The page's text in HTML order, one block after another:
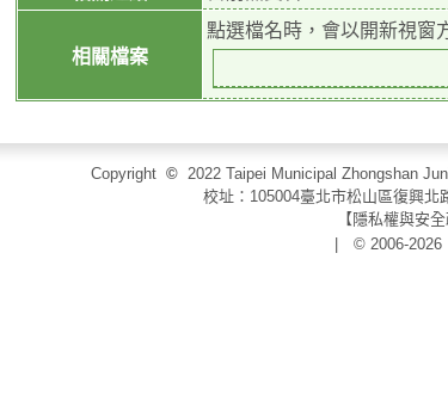
相關檔案
點選檔名時，會以開新視窗
Copyright © 2022 Taipei Municipal Zhongshan
校址：105004臺北市松山區復興
【隱私權與安
| © 2006-2026